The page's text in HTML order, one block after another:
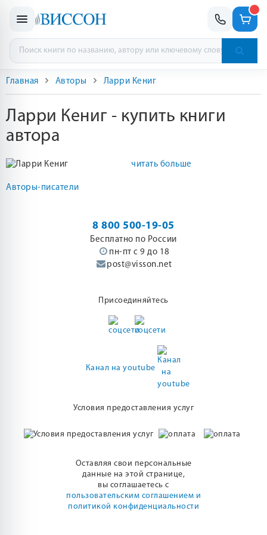
Главная Авторы Ларри Кениг
Ларри Кениг - купить книги
автора
читать больше
Авторы-писатели
8 800 500-19-05
Бесплатно по России
пн-пт с 9 до 18
post@visson.net
Присоединяйтесь
Канал на youtube
Условия предоставления услуг
Оставляя свои персональные
данные на этой странице,
вы соглашаетесь с
пользовательским соглашением и
политикой конфиденциальности